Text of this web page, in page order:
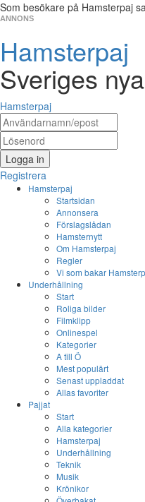
Som besökare på Hamsterpaj
ANNONS
Hamsterpaj
Sveriges
Hamsterpaj
Logga in
Registrera
Hamsterpaj
Startsidan
Annonsera
Förslagslådan
Hamsternytt
Om Hamsterpaj
Regler
Vi som bakar
Underhållning
Start
Roliga bilder
Filmklipp
Onlinespel
Kategorier
A till Ö
Mest populärt
Senast uppladdat
Allas favoriter
Pajjat
Start
Alla kategorier
Hamsterpaj
Underhållning
Teknik
Musik
Krönikor